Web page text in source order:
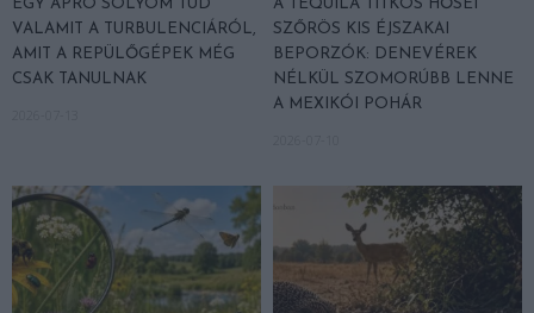
EGY APRÓ SÓLYOM TUD
VALAMIT A TURBULENCIÁRÓL,
AMIT A REPÜLŐGÉPEK MÉG
CSAK TANULNAK
A TEQUILA TITKOS HŐSEI
SZŐRÖS KIS ÉJSZAKAI
BEPORZÓK: DENEVÉREK
NÉLKÜL SZOMORÚBB LENNE
A MEXIKÓI POHÁR